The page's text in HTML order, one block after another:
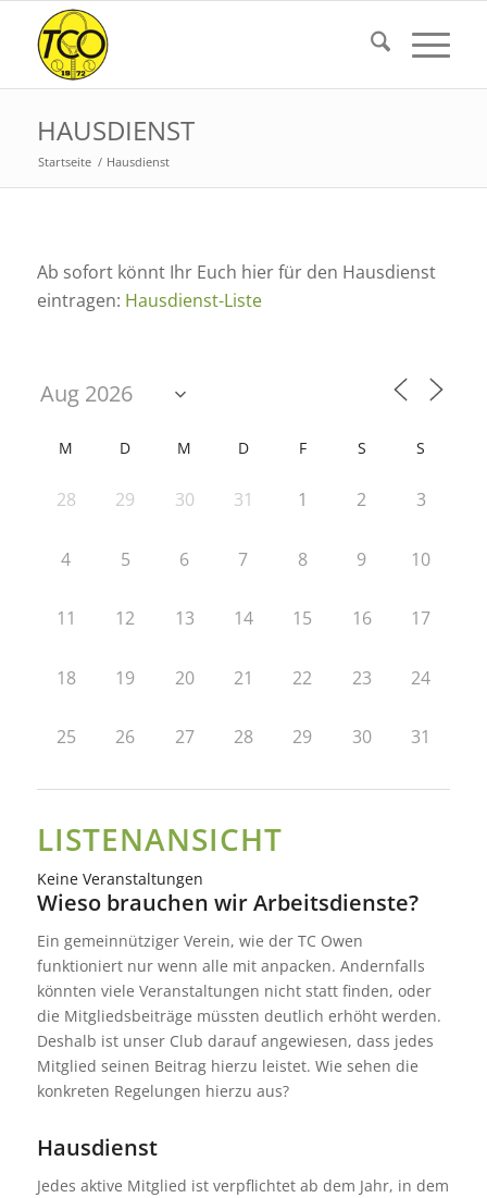
HAUSDIENST
Startseite / Hausdienst
Ab sofort könnt Ihr Euch hier für den Hausdienst
eintragen: Hausdienst-Liste
M D M D F S S
28 29 30 31 1 2 3
4 5 6 7 8 9 10
11 12 13 14 15 16 17
18 19 20 21 22 23 24
25 26 27 28 29 30 31
LISTENANSICHT
Keine Veranstaltungen
Wieso brauchen wir Arbeitsdienste?
Ein gemeinnütziger Verein, wie der TC Owen
funktioniert nur wenn alle mit anpacken. Andernfalls
könnten viele Veranstaltungen nicht statt finden, oder
die Mitgliedsbeiträge müssten deutlich erhöht werden.
Deshalb ist unser Club darauf angewiesen, dass jedes
Mitglied seinen Beitrag hierzu leistet. Wie sehen die
konkreten Regelungen hierzu aus?
Hausdienst
Jedes aktive Mitglied ist verpflichtet ab dem Jahr, in dem